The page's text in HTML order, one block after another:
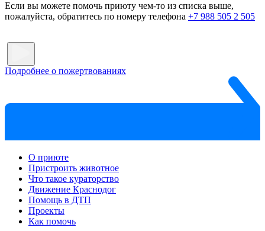
Если вы можете помочь приюту чем-то из списка выше,
пожалуйста, обратитесь по номеру телефона +7 988 505 2 505
Подробнее о пожертвованиях
О приюте
Пристроить животное
Что такое кураторство
Движение Краснодог
Помощь в ДТП
Проекты
Как помочь